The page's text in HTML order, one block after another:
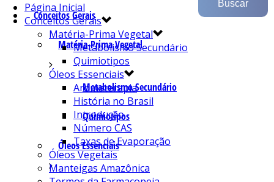
Conceitos Gerais
Matéria-Prima Vegetal
Metabolismo Secundário
Quimiotipos
Óleos Essenciais
Página Inicial
Conceitos Gerais
Matéria-Prima Vegetal
Metabolismo Secundário
Quimiotipos
Óleos Essenciais
Aromaterapia
História no Brasil
Introdução
Número CAS
Taxas de Evaporação
Óleos Vegetais
Manteigas Amazônica